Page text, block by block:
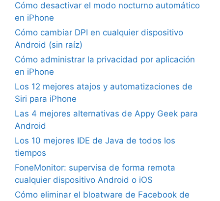
Cómo desactivar el modo nocturno automático
en iPhone
Cómo cambiar DPI en cualquier dispositivo
Android (sin raíz)
Cómo administrar la privacidad por aplicación
en iPhone
Los 12 mejores atajos y automatizaciones de
Siri para iPhone
Las 4 mejores alternativas de Appy Geek para
Android
Los 10 mejores IDE de Java de todos los
tiempos
FoneMonitor: supervisa de forma remota
cualquier dispositivo Android o iOS
Cómo eliminar el bloatware de Facebook de